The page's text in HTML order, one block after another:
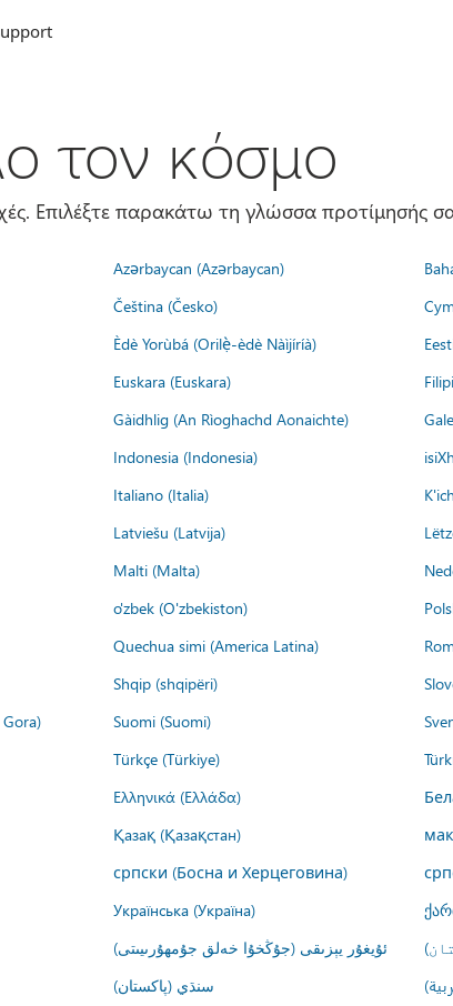
τον κόσμο
Επιλέξτε παρακάτω τη γλώσσα προτίμησής
Azərbaycan (Azərbaycan)
Čeština (Česko)
Èdè Yorùbá (Orilẹ̀-èdè Nàìjíríà)
Euskara (Euskara)
Gàidhlig (An Rìoghachd Aonaichte)
Indonesia (Indonesia)
Italiano (Italia)
Latviešu (Latvija)
Malti (Malta)
o'zbek (O'zbekiston)
Quechua simi (America Latina)
Shqip (shqipëri)
Suomi (Suomi)
Türkçe (Türkiye)
Ελληνικά (Ελλάδα)
Қазақ (Қазақстан)
српски (Босна и Херцеговина)
Українська (Україна)
ئۇيغۇر يېزىقى (جۇڭخۇا خەلق جۇمھۇرىيىتى)
سنڌي (پاکستان)